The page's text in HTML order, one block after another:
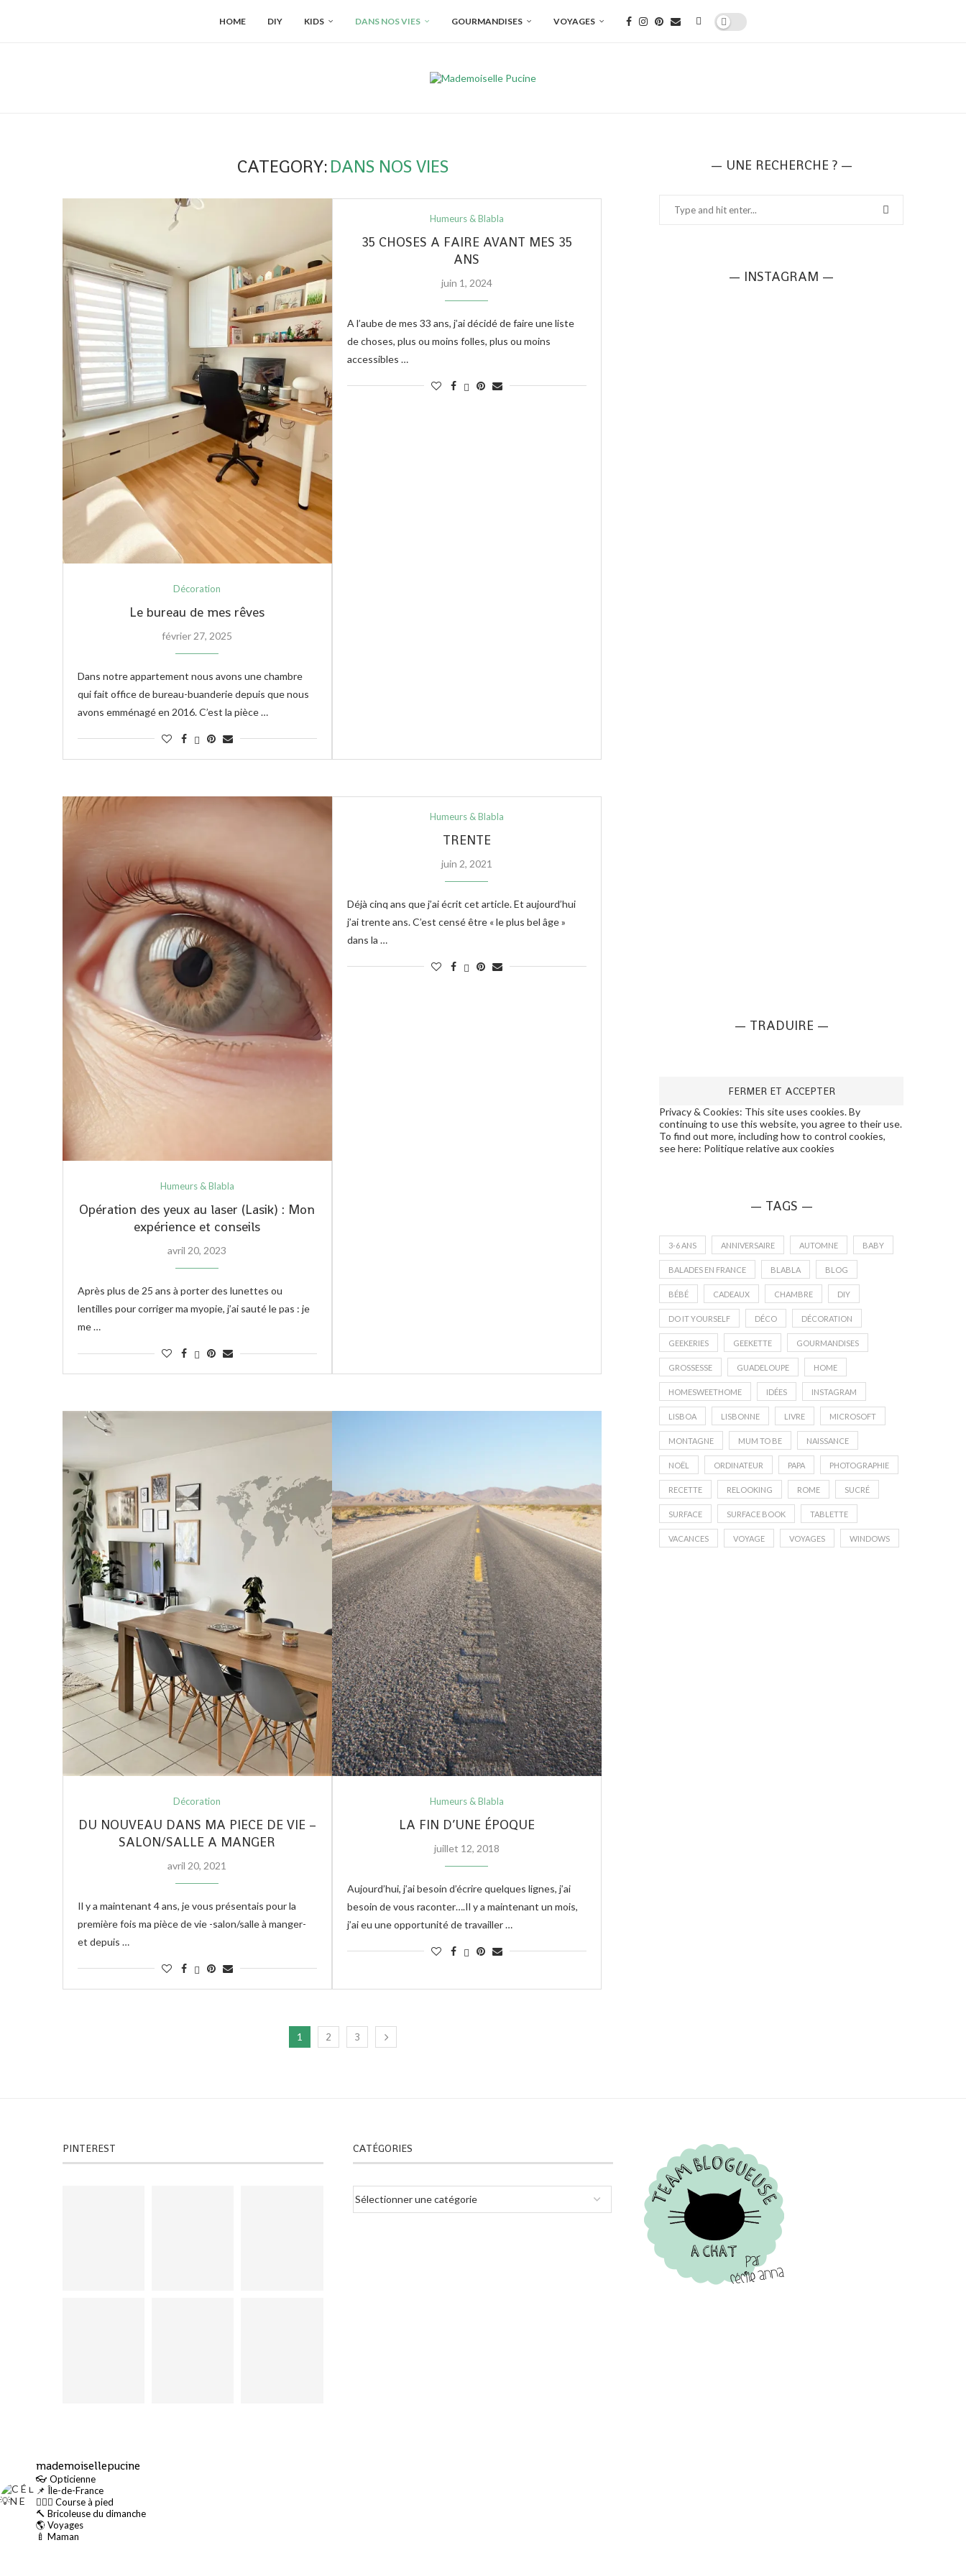
HOME DIY KIDS DANS NOS VIES GOURMANDISES VOYAGES
CATEGORY:DANS NOS VIES
Décoration
Le bureau de mes rêves
février 27, 2025
Dans notre appartement nous avons une chambre
qui fait office de bureau-buanderie depuis que nous
avons emménagé en 2016. C’est la pièce …
Humeurs & Blabla
35 CHOSES A FAIRE AVANT MES 35
ANS
juin 1, 2024
A l’aube de mes 33 ans, j’ai décidé de faire une liste
de choses, plus ou moins folles, plus ou moins
accessibles …
Humeurs & Blabla
Opération des yeux au laser (Lasik) : Mon
expérience et conseils
avril 20, 2023
Après plus de 25 ans à porter des lunettes ou
lentilles pour corriger ma myopie, j’ai sauté le pas : je
me …
Humeurs & Blabla
TRENTE
juin 2, 2021
Déjà cinq ans que j’ai écrit cet article. Et aujourd’hui
j’ai trente ans. C’est censé être « le plus bel âge »
dans la …
Décoration
DU NOUVEAU DANS MA PIECE DE VIE –
SALON/SALLE A MANGER
avril 20, 2021
Il y a maintenant 4 ans, je vous présentais pour la
première fois ma pièce de vie -salon/salle à manger-
et depuis …
Humeurs & Blabla
LA FIN D’UNE ÉPOQUE
juillet 12, 2018
Aujourd’hui, j’ai besoin d’écrire quelques lignes, j’ai
besoin de vous raconter….Il y a maintenant un mois,
j’ai eu une opportunité de travailler …
1 2 3
— UNE RECHERCHE ? —
— INSTAGRAM —
— TRADUIRE —
Privacy & Cookies: This site uses cookies. By
continuing to use this website, you agree to their use.
To find out more, including how to control cookies,
see here: Politique relative aux cookies
— TAGS —
3-6 ANS ANNIVERSAIRE AUTOMNE BABY
BALADES EN FRANCE BLABLA BLOG
BÉBÉ CADEAUX CHAMBRE DIY
DO IT YOURSELF DÉCO DÉCORATION
GEEKERIES GEEKETTE GOURMANDISES
GROSSESSE GUADELOUPE HOME
HOMESWEETHOME IDÉES INSTAGRAM
LISBOA LISBONNE LIVRE MICROSOFT
MONTAGNE MUM TO BE NAISSANCE
NOËL ORDINATEUR PAPA PHOTOGRAPHIE
RECETTE RELOOKING ROME SUCRÉ
SURFACE SURFACE BOOK TABLETTE
VACANCES VOYAGE VOYAGES WINDOWS
PINTEREST CATÉGORIES
mademoisellepucine
👓 Opticienne
📌 Île-de-France
🏃🏻‍♀️ Course à pied
🔨 Bricoleuse du dimanche
🌎 Voyages
🍼 Maman